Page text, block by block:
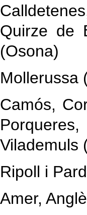
Quirze de
(Osona)
Mollerussa
Camós,
Ripoll i
Amer,